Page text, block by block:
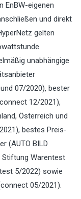
EnBW-eigenen
und direkt
gelten
unabhängige
07/2020), bester
12/2021),
Österreich und
bestes Preis-
(AUTO BILD
Warentest
5/2022) sowie
05/2021).